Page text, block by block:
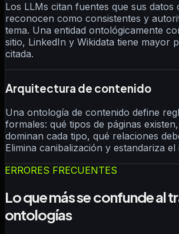
Los LLMs citan fuentes que sus datos
reconocen como consistentes y
tema. Una entidad ontológicamente
sitio, LinkedIn y Wikidata tiene mayor
citada.
Arquitectura de contenido
Una ontología de contenido define
formales: qué tipos de páginas
dominan cada tipo, qué relaciones
Elimina canibalización y estandariza
ERRORES FRECUENTES
Lo que más se confunde al
ontologías